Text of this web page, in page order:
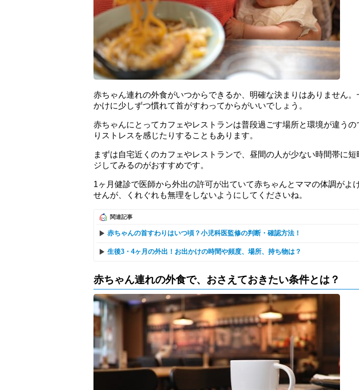
赤ちゃん連れの外食がいつからできるか、明確な決まりはありません。
かけに少しずつ慣れて首がすわってからがいいでしょう。
赤ちゃんにとってカフェやレストランは普段過ごす場所と環境が違うの
りストレスを感じたりすることもあります。
まずは自宅近くのカフェやレストランで、昼間の人が少ない時間帯に
ジしてみるのがおすすめです。
1ヶ月健診で医師から外出の許可が出ていて赤ちゃんとママの体調がよ
せんが、くれぐれも無理をしないようにしてくださいね。
関連記事
赤ちゃんの首すわりはいつ頃？小児科医監修の判断・確認方法！
生後3・4ヶ月の外出！お出かけの時間や頻度、場所、持ち物は？
赤ちゃん連れの外食で、おさえておきたい条件とは？